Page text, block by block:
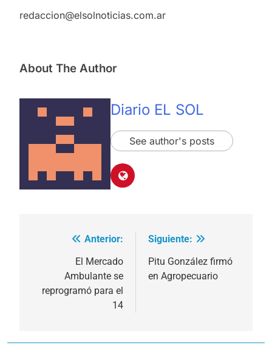
redaccion@elsolnoticias.com.ar
About The Author
Diario EL SOL
See author's posts
Navegación
entradas
Anterior:
El Mercado
Ambulante se
reprogramó para el
14
Siguiente:
Pitu González firmó
en Agropecuario